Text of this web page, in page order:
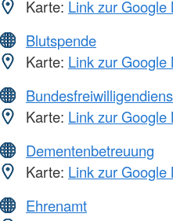
Karte: Link zur Google
Blutspende
Karte: Link zur Google
Karte: Link zur Google
Dementenbetreuung
Karte: Link zur Google
Ehrenamt